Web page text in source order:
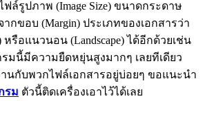
ล์รูปภาพ (Image Size) ขนาดกระดาษ
ากขอบ (Margin) ประเภทของเอกสารว่า
หรือแนวนอน (Landscape) ได้อีกด้วยเช่น
รมนี้มีความยืดหยุ่นสูงมากๆ เลยทีเดียว
นกับพวกไฟล์เอกสารอยู่บ่อยๆ ขอแนะนำ
รม ตัวนี้ติดเครื่องเอาไว้ได้เลย